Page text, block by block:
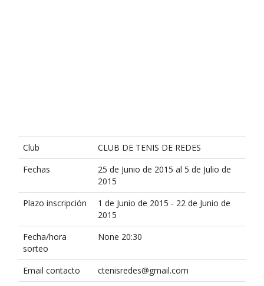
Club
CLUB DE TENIS DE REDES
Fechas
25 de Junio de 2015 al 5 de Julio de
2015
Plazo inscripción
1 de Junio de 2015 - 22 de Junio de
2015
Fecha/hora
sorteo
None 20:30
Email contacto
ctenisredes@gmail.com